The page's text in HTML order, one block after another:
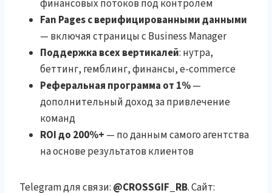
финансовых потоков под контролем
Fan Pages с верифицированными данными
— включая страницы с Business Manager
Поддержка всех вертикалей: нутра,
беттинг, гемблинг, финансы, e-commerce
Реферальная программа от 1%—
дополнительный доход за привлечение
команд
ROI до 200%+ — по данным самого агентства
на основе результатов клиентов
Telegram для связи: @CROSSGIF_RB. Сайт: